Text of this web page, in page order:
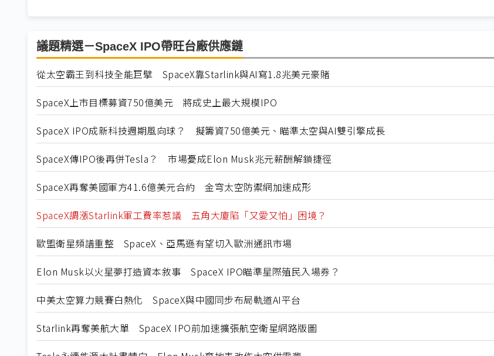
議題精選－SpaceX IPO帶旺台廠供應鏈
從太空霸王到科技全能巨擘 SpaceX靠Starlink與AI寫1.8兆美元豪賭
SpaceX上市目標募資750億美元 將成史上最大規模IPO
SpaceX IPO成新科技週期風向球？ 擬籌資750億美元、瞄準太空與AI雙引擎成長
SpaceX傳IPO後再併Tesla？ 市場憂成Elon Musk兆元薪酬解鎖捷徑
SpaceX再奪美國軍方41.6億美元合約 金穹太空防禦網加速成形
SpaceX調漲Starlink軍工費率惹議 五角大廈陷「又愛又怕」困境？
歐盟衛星頻譜重整 SpaceX、亞馬遜有望切入歐洲通訊市場
Elon Musk以火星夢打造資本敘事 SpaceX IPO瞄準星際殖民入場券？
中美太空算力競賽白熱化 SpaceX與中國同步布局軌道AI平台
Starlink再奪美航大單 SpaceX IPO前加速擴張航空衛星網路版圖